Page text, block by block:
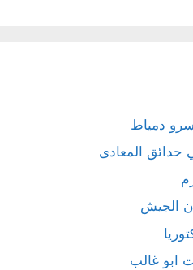
دمياط
المعادى
الجيش
ابو غالب